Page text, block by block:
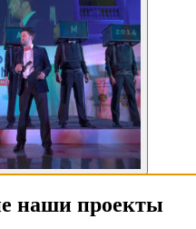
наши проекты